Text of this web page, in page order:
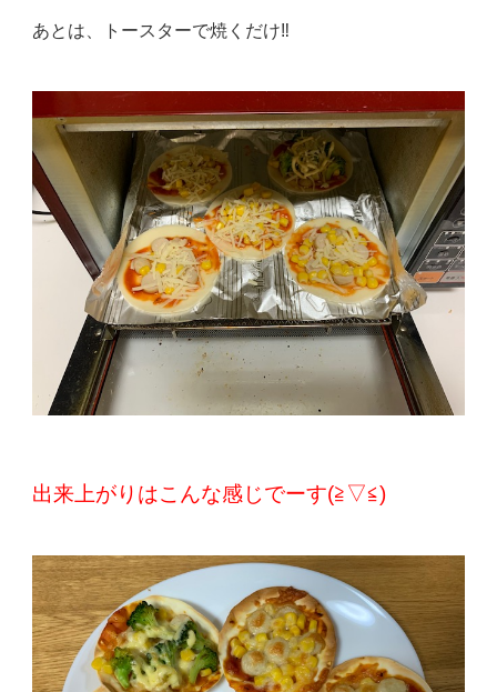
あとは、トースターで焼くだけ‼️
出来上がりはこんな感じでーす(≧▽≦)